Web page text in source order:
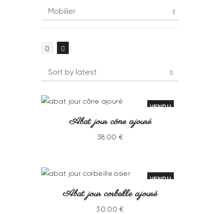
VENDU
Abat jour cône ajouré
38.00 €
VENDU
Abat jour corbeille ajouré
30.00 €